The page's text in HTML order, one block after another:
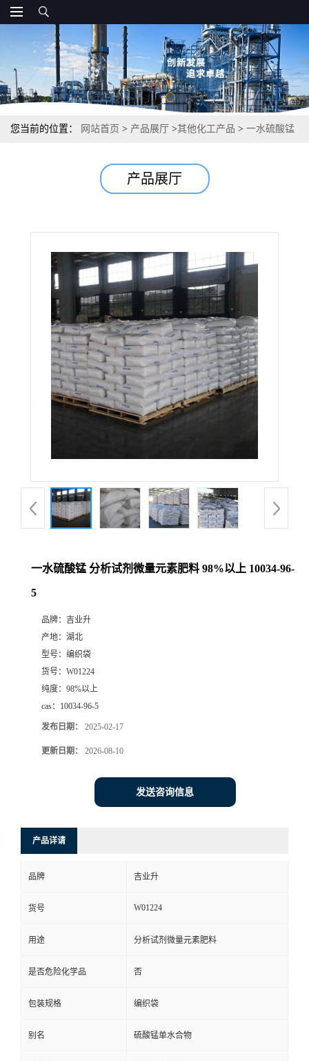
您当前的位置： 网站首页 > 产品展厅 >其他化工产品 > 一水硫酸锰
产品展厅
一水硫酸锰 分析试剂微量元素肥料 98%以上 10034-96-
5
品牌： 吉业升
产地： 湖北
型号： 编织袋
货号： W01224
纯度： 98%以上
cas： 10034-96-5
发布日期： 2025-02-17
更新日期： 2026-08-10
发送咨询信息
产品详请
品牌 吉业升
货号 W01224
用途 分析试剂微量元素肥料
是否危险化学品 否
包装规格 编织袋
别名 硫酸锰单水合物